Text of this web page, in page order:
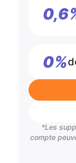
0%
*Les
compte